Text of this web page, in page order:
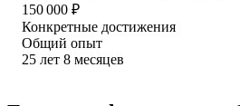
150 000 ₽
Конкретные достижения
Общий опыт
25 лет 8 месяцев